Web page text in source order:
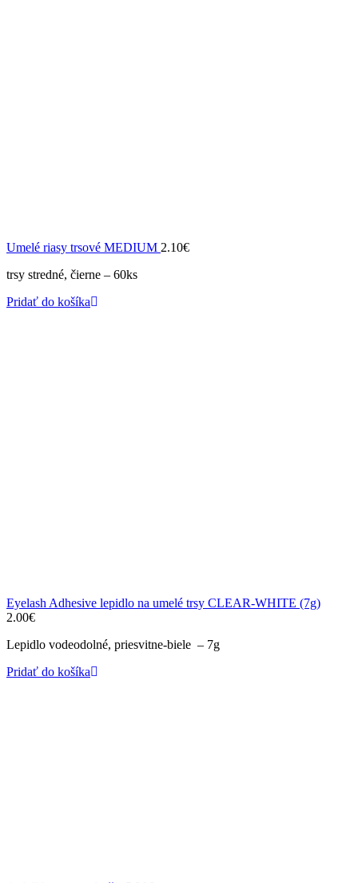
Umelé riasy trsové MEDIUM 2.10€
trsy stredné, čierne – 60ks
Pridať do košíka
Eyelash Adhesive lepidlo na umelé trsy CLEAR-WHITE (7g)
2.00€
Lepidlo vodeodolné, priesvitne-biele – 7g
Pridať do košíka